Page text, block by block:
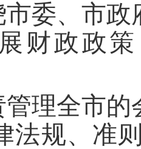
市委、市
财政政
管理全市
法规、准